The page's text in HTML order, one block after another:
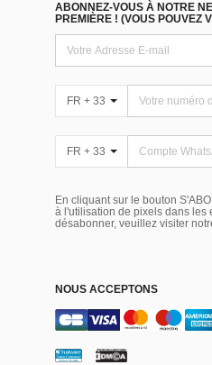
ABONNEZ-VOUS À NOTRE
PREMIÈRE ! (VOUS POUVEZ
FR + 33
FR + 33
En cliquant sur le bouton
à l'utilisation de pixels dans les
désabonner, veuillez visiter
NOUS ACCEPTONS